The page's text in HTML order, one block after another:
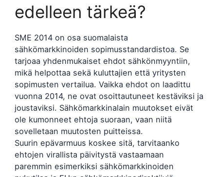
edelleen tärkeä?
SME 2014 on osa suomalaista
sähkömarkkinoiden sopimusstandardistoa. Se
tarjoaa yhdenmukaiset ehdot sähkönmyyntiin,
mikä helpottaa sekä kuluttajien että yritysten
sopimusten vertailua. Vaikka ehdot on laadittu
vuonna 2014, ne ovat osoittautuneet kestäviksi ja
joustaviksi. Sähkömarkkinalain muutokset eivät
ole kumonneet ehtoja suoraan, vaan niitä
sovelletaan muutosten puitteissa.
Suurin epävarmuus koskee sitä, tarvitaanko
ehtojen virallista päivitystä vastaamaan
paremmin esimerkiksi sähkömarkkinoiden